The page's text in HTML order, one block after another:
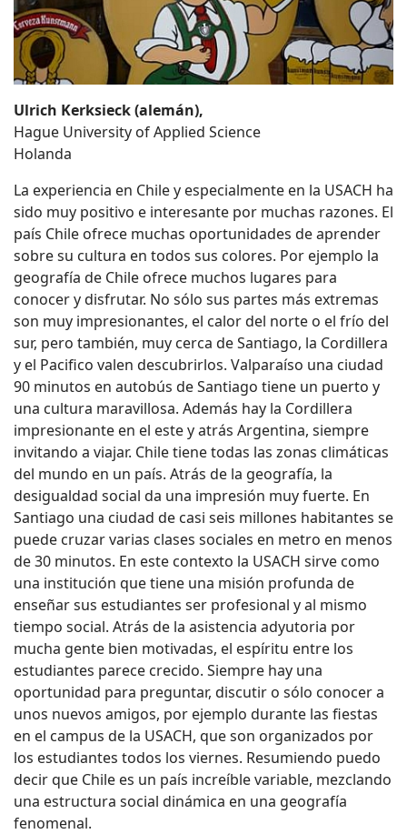
Ulrich Kerksieck (alemán),
Hague University of Applied Science
Holanda
La experiencia en Chile y especialmente en la USACH ha
sido muy positivo e interesante por muchas razones. El
país Chile ofrece muchas oportunidades de aprender
sobre su cultura en todos sus colores. Por ejemplo la
geografía de Chile ofrece muchos lugares para
conocer y disfrutar. No sólo sus partes más extremas
son muy impresionantes, el calor del norte o el frío del
sur, pero también, muy cerca de Santiago, la Cordillera
y el Pacifico valen descubrirlos. Valparaíso una ciudad
90 minutos en autobús de Santiago tiene un puerto y
una cultura maravillosa. Además hay la Cordillera
impresionante en el este y atrás Argentina, siempre
invitando a viajar. Chile tiene todas las zonas climáticas
del mundo en un país. Atrás de la geografía, la
desigualdad social da una impresión muy fuerte. En
Santiago una ciudad de casi seis millones habitantes se
puede cruzar varias clases sociales en metro en menos
de 30 minutos. En este contexto la USACH sirve como
una institución que tiene una misión profunda de
enseñar sus estudiantes ser profesional y al mismo
tiempo social. Atrás de la asistencia adyutoria por
mucha gente bien motivadas, el espíritu entre los
estudiantes parece crecido. Siempre hay una
oportunidad para preguntar, discutir o sólo conocer a
unos nuevos amigos, por ejemplo durante las fiestas
en el campus de la USACH, que son organizados por
los estudiantes todos los viernes. Resumiendo puedo
decir que Chile es un país increíble variable, mezclando
una estructura social dinámica en una geografía
fenomenal.